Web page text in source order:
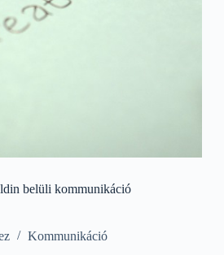
belüli kommunikáció
Kommunikáció